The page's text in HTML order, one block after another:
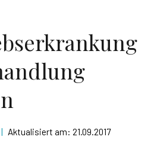
| Aktualisiert am: 21.09.2017